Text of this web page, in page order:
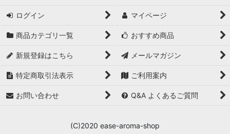
ログイン マイページ
商品カテゴリ一覧 おすすめ商品
新規登録はこちら メールマガジン
特定商取引法表示 ご利用案内
お問い合わせ Q&A よくあるご質問
(C)2020 ease-aroma-shop